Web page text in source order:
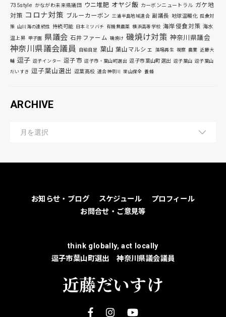
735style かながわ未来県議団 ウニ堆肥 オヤジ飯 カーボンニュートラル ガケ地
対策 コロナ対策 ブルーカーボン 三浦半島地域連合 副議長 地球温暖化 孤食対
策 山川海の連続性 持続可能 日本ミツバチ 有機無農薬 横浜高等学校 海岸侵食対策 海水
温上昇 甲子園 県議会 石井ファーム 磯焼け 磯焼け対策 神奈川県議会
神奈川県議会議員 自給自足 葉山 葉山マルシェ 藻場再生 視察 農業 近藤大
輔 逗子 逗子インター 逗子市 逗子市・葉山町選出 逗子市葉山町選出 逗子葉山 逗子葉山
だいすき 逗子葉山選出 逗葉高校 連合神奈川 里山保全 養蜂
ARCHIVE
お知らせ・ブログ スケジュール
プロフィール
お問合せ・ご意見等
think globally, act locally
逗子市葉山町選出 神奈川県議会議員
近藤だいすけ